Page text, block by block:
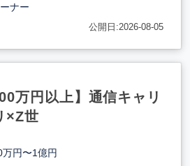
ナー
公開日:2026-08-05
万円以上】通信キャリ
×Z世
万円〜1億円